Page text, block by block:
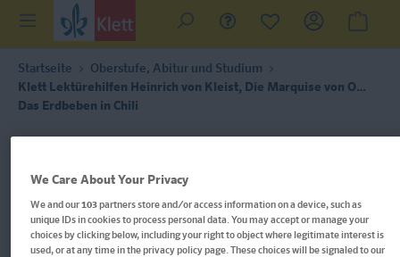
Startseite
Oberstufe, Abitur und Studium
Klett Lektürehilfen Heinrich von Kleist, Die Marquise von O…
Das Erdbeben in Chili
We Care About Your Privacy
We and our103partners store and/or access information on a device, such as
unique IDs in cookies to process personal data. You may accept or manage your
choices by clicking below, including your right to object where legitimate interest is
used, or at any time in the privacy policy page. These choices will be signaled to our